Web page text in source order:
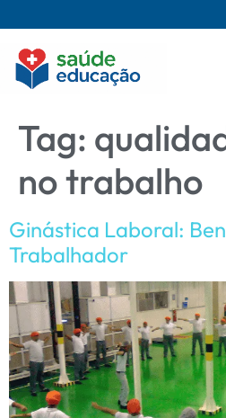
Tag:
no trabalho
Ginástica Laboral:
Trabalhador